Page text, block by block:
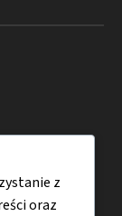
z
oraz